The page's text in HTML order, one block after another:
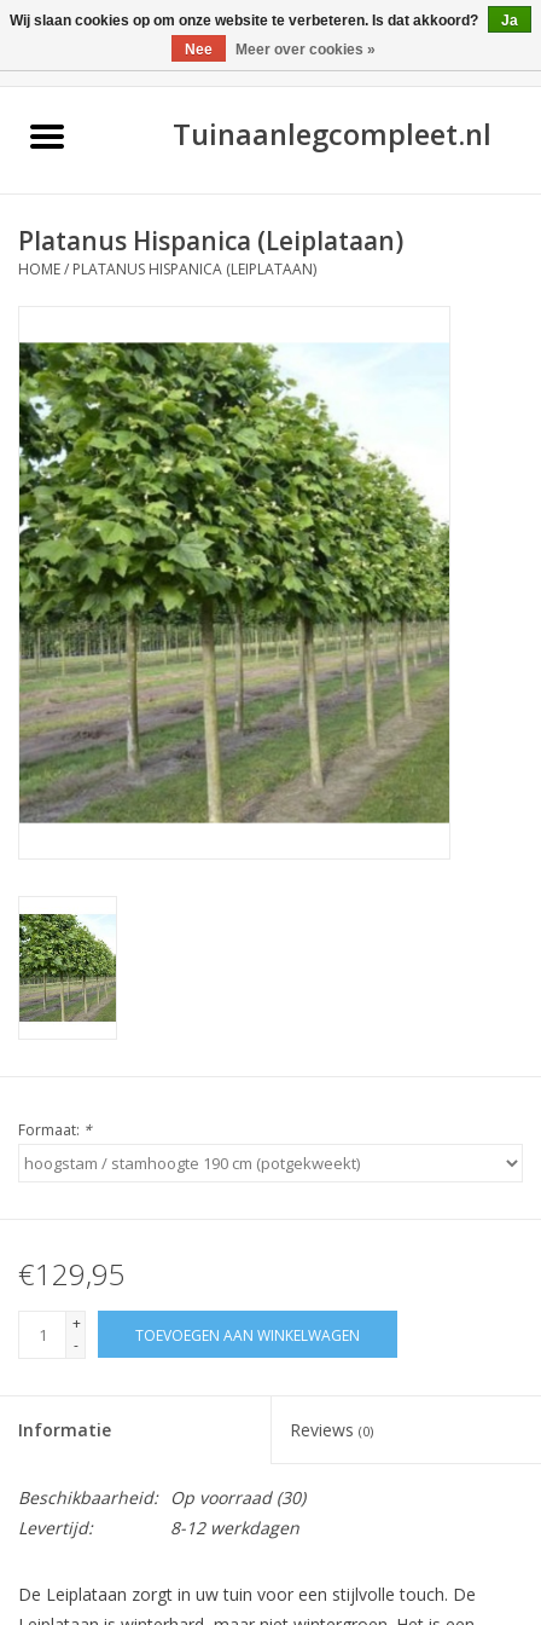
Tuinaanlegcompleet.nl
Platanus Hispanica (Leiplataan)
HOME/ PLATANUS HISPANICA (LEIPLATAAN)
Formaat: *
€129,95
+
-
TOEVOEGEN AAN WINKELWAGEN
Informatie Reviews (0)
Beschikbaarheid: Op voorraad(30)
Levertijd:
8-12 werkdagen
De Leiplataan zorgt in uw tuin voor een stijlvolle touch. De
Wij slaan cookies op om onze website te verbeteren. Is dat akkoord?
Ja
Nee
Meer over cookies »